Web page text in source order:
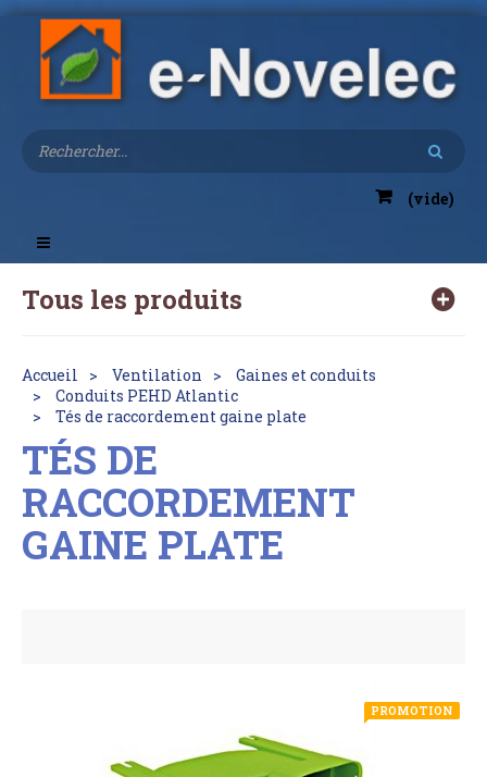
(vide)
Toggle
navigation
Tous les produits
Accueil Ventilation
Gaines et conduits
Conduits PEHD Atlantic
Tés de raccordement gaine plate
TÉS DE
RACCORDEMENT
GAINE PLATE
PROMOTION